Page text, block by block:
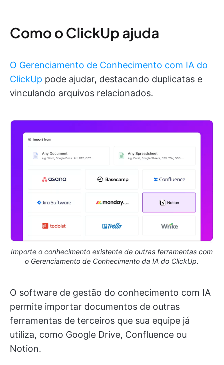
Como o ClickUp ajuda
O Gerenciamento de Conhecimento com IA do
ClickUp pode ajudar, destacando duplicatas e
vinculando arquivos relacionados.
Importe o conhecimento existente de outras ferramentas com
o Gerenciamento de Conhecimento da IA do ClickUp.
O software de gestão do conhecimento com IA
permite importar documentos de outras
ferramentas de terceiros que sua equipe já
utiliza, como Google Drive, Confluence ou
Notion.